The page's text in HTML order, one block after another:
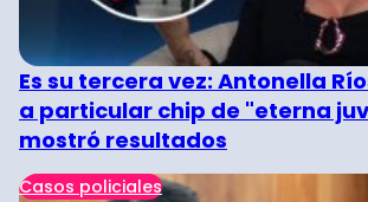
Es su tercera vez: Antonella
a particular chip de "eterna
mostró resultados
Casos policiales